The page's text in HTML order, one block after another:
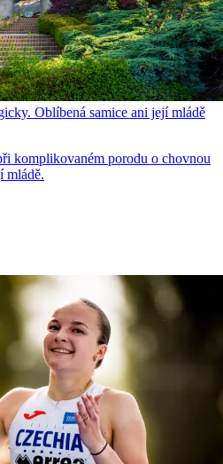
Oblíbená samice ani její mládě
komplikovaném porodu o chovnou
mládě.